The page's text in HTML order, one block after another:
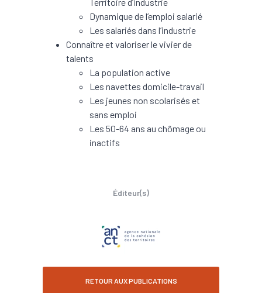
Dynamique de l’emploi salarié
Les salariés dans l’industrie
Connaître et valoriser le vivier de
talents
La population active
Les navettes domicile-travail
Les jeunes non scolarisés et
sans emploi
Les 50-64 ans au chômage ou
inactifs
Éditeur(s)
RETOUR AUX PUBLICATIONS